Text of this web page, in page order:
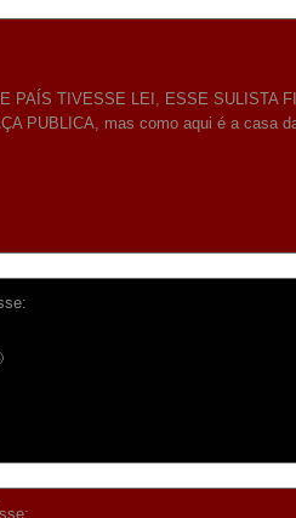
PAÍS TIVESSE LEI, ESSE SULISTA
PUBLICA, mas como aqui é a casa